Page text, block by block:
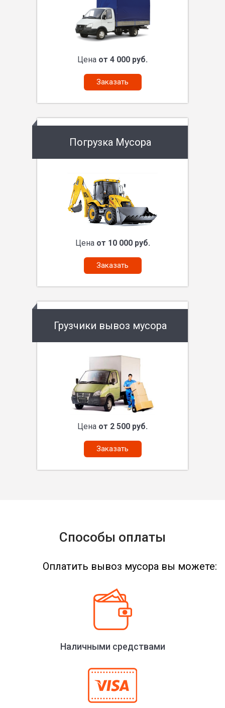
Цена от 4 000 руб.
Заказать
Погрузка Мусора
Цена от 10 000 руб.
Заказать
Грузчики вывоз мусора
Цена от 2 500 руб.
Заказать
Способы оплаты
Оплатить вывоз мусора вы можете:
Наличными средствами